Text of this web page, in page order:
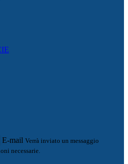
E-mail Verrà inviato un messaggio
necessarie.